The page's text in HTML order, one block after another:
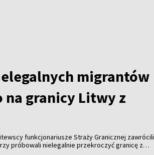
migrantów
na granicy Litwy z
funkcjonariusze Straży Granicznej zawrócili
próbowali nielegalnie przekroczyć granicę z